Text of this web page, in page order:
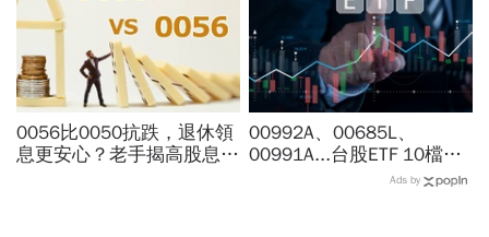
0056比0050抗跌，退休領
息更安心？老手揭高股息
00992A、00685L、
00991A...台股ETF 10檔打
贏大盤，這檔主動式ETF漲
Ads by